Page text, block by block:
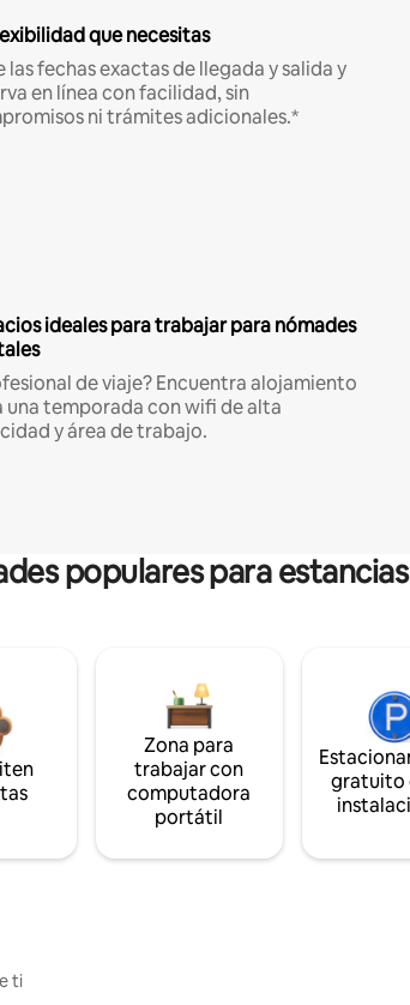
que necesitas
las fechas exactas de llegada y salida y
en línea con facilidad, sin
ni trámites adicionales.*
ideales para trabajar para nómades
de viaje? Encuentra alojamiento
una temporada con wifi de alta
y área de trabajo.
populares para
Zona para
trabajar con
computadora
portátil
gratuito
ti